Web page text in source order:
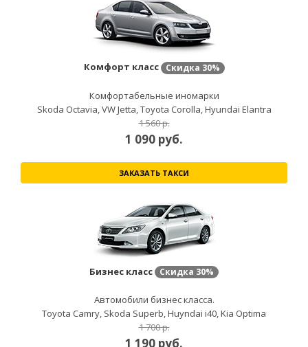
Комфорт класс Скидка 30%
Комфортабельные иномарки
Skoda Octavia, VW Jetta, Toyota Corolla, Hyundai Elantra
1 560 р.
1 090 руб.
ЗАКАЗАТЬ ТАКСИ
Бизнес класс Скидка 30%
Автомобили бизнес класса.
Toyota Camry, Skoda Superb, Huyndai i40, Kia Optima
1 700 р.
1 190 руб.